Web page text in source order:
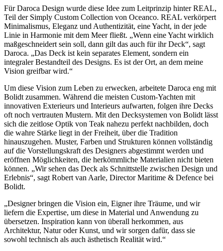
Für Daroca Design wurde diese Idee zum Leitprinzip hinter REAL,
Teil der Simply Custom Collection von Oceanco. REAL verkörpert
Minimalismus, Eleganz und Authentizität, eine Yacht, in der jede
Linie in Harmonie mit dem Meer fließt. „Wenn eine Yacht wirklich
maßgeschneidert sein soll, dann gilt das auch für ihr Deck“, sagt
Daroca. „Das Deck ist kein separates Element, sondern ein
integraler Bestandteil des Designs. Es ist der Ort, an dem meine
Vision greifbar wird.“
Um diese Vision zum Leben zu erwecken, arbeitete Daroca eng mit
Bolidt zusammen. Während die meisten Custom-Yachten mit
innovativen Exterieurs und Interieurs aufwarten, folgen ihre Decks
oft noch vertrauten Mustern. Mit den Decksystemen von Bolidt lässt
sich die zeitlose Optik von Teak nahezu perfekt nachbilden, doch
die wahre Stärke liegt in der Freiheit, über die Tradition
hinauszugehen. Muster, Farben und Strukturen können vollständig
auf die Vorstellungskraft des Designers abgestimmt werden und
eröffnen Möglichkeiten, die herkömmliche Materialien nicht bieten
können. „Wir sehen das Deck als Schnittstelle zwischen Design und
Erlebnis“, sagt Robert van Aarle, Director Maritime & Defence bei
Bolidt.
„Designer bringen die Vision ein, Eigner ihre Träume, und wir
liefern die Expertise, um diese in Material und Anwendung zu
übersetzen. Inspiration kann von überall herkommen, aus
Architektur, Natur oder Kunst, und wir sorgen dafür, dass sie
sowohl technisch als auch ästhetisch Realität wird.“